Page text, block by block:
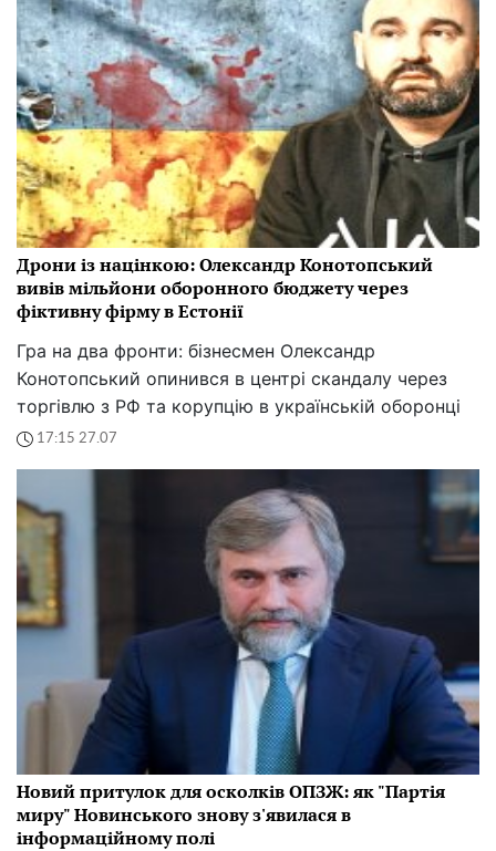
Дрони із націнкою: Олександр Конотопський
вивів мільйони оборонного бюджету через
фіктивну фірму в Естонії
Гра на два фронти: бізнесмен Олександр
Конотопський опинився в центрі скандалу через
торгівлю з РФ та корупцію в українській оборонці
17:15 27.07
Новий притулок для осколків ОПЗЖ: як "Партія
миру" Новинського знову з'явилася в
інформаційному полі